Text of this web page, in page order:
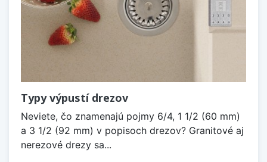
Typy výpustí drezov
Neviete, čo znamenajú pojmy 6/4, 1 1/2 (60 mm)
a 3 1/2 (92 mm) v popisoch drezov? Granitové aj
nerezové drezy sa...